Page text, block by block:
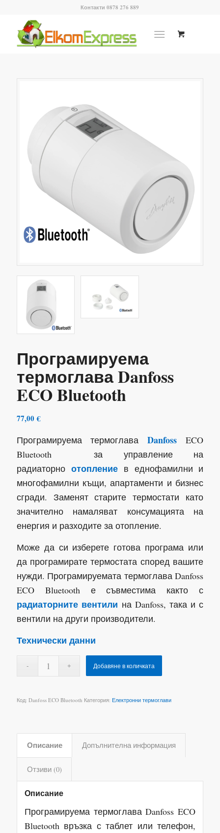
Контакти 0878 276 889
Програмируема
термоглава Danfoss
ECO Bluetooth
77,00€
Програмируема термоглаваDanfoss ECO
Bluetooth за управление на
радиаторноотопление в еднофамилни и
многофамилни къщи, апартаменти и бизнес
сгради. Заменят старите термостати като
значително намаляват консумацията на
енергия и разходите за отопление.
Може да си изберете готова програма или
да програмирате термостата според вашите
нужди. Програмируемата термоглава Danfoss
ECO Bluetooth е съвместима както с
радиаторните вентили на Danfoss, така и с
вентили на други производители.
Технически данни
Добавяне в количката
Код: Danfoss ECO Bluetooth Категория: Електронни термоглави
Описание Допълнителна информация
Отзиви (0)
Описание
Програмируема термоглава Danfoss ECO
Bluetooth връзка с таблет или телефон,